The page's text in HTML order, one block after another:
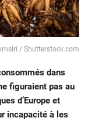
/ Shutterstock.com
dans
figuraient pas au
d’Europe et
incapacité à les